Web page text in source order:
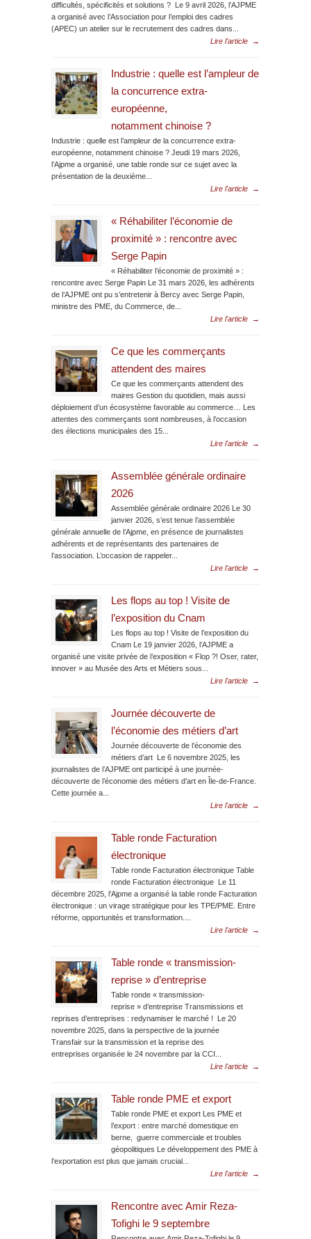
difficultés, spécificités et solutions ? Le 9 avril 2026, l’AJPME
a organisé avec l’Association pour l’emploi des cadres
(APEC) un atelier sur le recrutement des cadres dans...
Lire l'article
→
Industrie : quelle est l’ampleur de
la concurrence extra-
européenne,
notamment chinoise ?
Industrie : quelle est l’ampleur de la concurrence extra-
européenne, notamment chinoise ? Jeudi 19 mars 2026,
l’Ajpme a organisé, une table ronde sur ce sujet avec la
présentation de la deuxième...
Lire l'article
→
« Réhabiliter l’économie de
proximité » : rencontre avec
Serge Papin
« Réhabiliter l’économie de proximité » :
rencontre avec Serge Papin Le 31 mars 2026, les adhérents
de l’AJPME ont pu s’entretenir à Bercy avec Serge Papin,
ministre des PME, du Commerce, de...
Lire l'article
→
Ce que les commerçants
attendent des maires
Ce que les commerçants attendent des
maires Gestion du quotidien, mais aussi
déploiement d’un écosystème favorable au commerce… Les
attentes des commerçants sont nombreuses, à l’occasion
des élections municipales des 15...
Lire l'article
→
Assemblée générale ordinaire
2026
Assemblée générale ordinaire 2026 Le 30
janvier 2026, s’est tenue l’assemblée
générale annuelle de l’Ajpme, en présence de journalistes
adhérents et de représentants des partenaires de
l’association. L’occasion de rappeler...
Lire l'article
→
Les flops au top ! Visite de
l’exposition du Cnam
Les flops au top ! Visite de l’exposition du
Cnam Le 19 janvier 2026, l’AJPME a
organisé une visite privée de l’exposition « Flop ?! Oser, rater,
innover » au Musée des Arts et Métiers sous...
Lire l'article
→
Journée découverte de
l’économie des métiers d’art
Journée découverte de l’économie des
métiers d’art Le 6 novembre 2025, les
journalistes de l’AJPME ont participé à une journée-
découverte de l’économie des métiers d’art en Île-de-France.
Cette journée a...
Lire l'article
→
Table ronde Facturation
électronique
Table ronde Facturation électronique Table
ronde Facturation électronique Le 11
décembre 2025, l’Ajpme a organisé la table ronde Facturation
électronique : un virage stratégique pour les TPE/PME. Entre
réforme, opportunités et transformation....
Lire l'article
→
Table ronde « transmission-
reprise » d’entreprise
Table ronde « transmission-
reprise » d’entreprise Transmissions et
reprises d’entreprises : redynamiser le marché ! Le 20
novembre 2025, dans la perspective de la journée
Transfair sur la transmission et la reprise des
entreprises organisée le 24 novembre par la CCI...
Lire l'article
→
Table ronde PME et export
Table ronde PME et export Les PME et
l’export : entre marché domestique en
berne, guerre commerciale et troubles
géopolitiques Le développement des PME à
l’exportation est plus que jamais crucial...
Lire l'article
→
Rencontre avec Amir Reza-
Tofighi le 9 septembre